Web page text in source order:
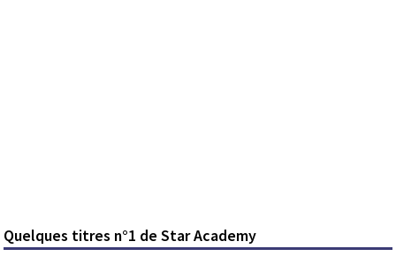
Quelques titres n°1 de Star Academy